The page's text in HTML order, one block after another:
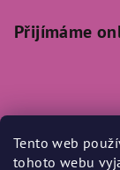
Tento web
tohoto webu
Přijímáme
Copyright